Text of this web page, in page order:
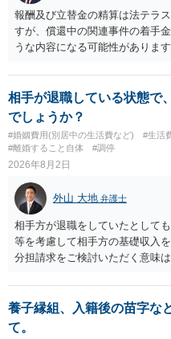
報酬及び立替金の精算は法テラ
すが、償還中の関連事件の着手
うな内容になる可能性がありま
情によって対応が違いますので
実です。
相手が退職している状態で
でしょうか？
#婚姻費用(別居中の生活費など) #生活
#離婚すること自体
#調停
2026年8月2日
外山 大地 弁護士
相手方が退職をしていたとして
等を考慮して相手方の基礎収入
分担請求をご検討いただく意味
て、ご検討いただくのが良いか
養子縁組、入籍後の苗字な
て。